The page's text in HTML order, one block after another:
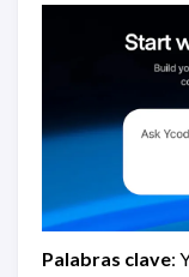
Palabras clave: